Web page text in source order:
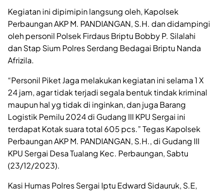
Kegiatan ini dipimipin langsung oleh, Kapolsek
Perbaungan AKP M. PANDIANGAN, S.H. dan didampingi
oleh personil Polsek Firdaus Briptu Bobby P. Silalahi
dan Stap Sium Polres Serdang Bedagai Briptu Nanda
Afrizila.
“Personil Piket Jaga melakukan kegiatan ini selama 1 X
24 jam, agar tidak terjadi segala bentuk tindak kriminal
maupun hal yg tidak di inginkan, dan juga Barang
Logistik Pemilu 2024 di Gudang III KPU Sergai ini
terdapat Kotak suara total 605 pcs.” Tegas Kapolsek
Perbaungan AKP M. PANDIANGAN, S.H., di Gudang III
KPU Sergai Desa Tualang Kec. Perbaungan, Sabtu
(23/12/2023).
Kasi Humas Polres Sergai Iptu Edward Sidauruk, S.E,